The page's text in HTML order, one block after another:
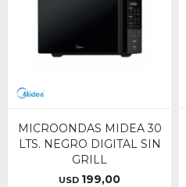
MICROONDAS MIDEA 30
LTS. NEGRO DIGITAL SIN
GRILL
USD 199,00